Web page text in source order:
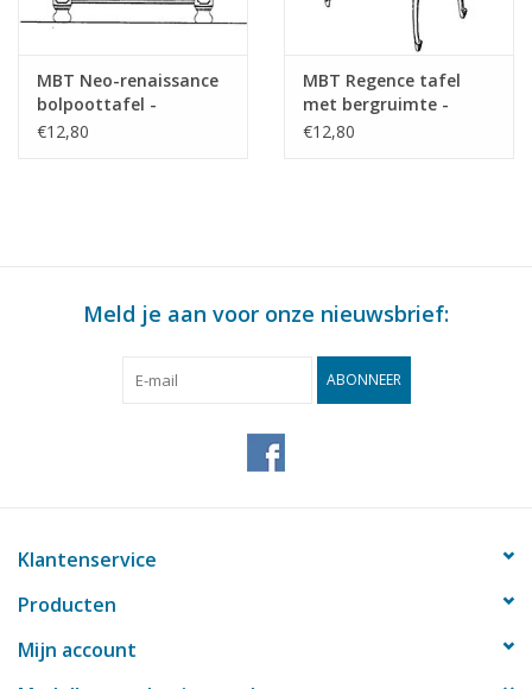
MBT Neo-renaissance
bolpoottafel -
Bouwtekening Schaal 1
€12,80
MBT Regence tafel
met bergruimte -
Bouwtekening Schaal 1
€12,80
Meld je aan voor onze nieuwsbrief:
ABONNEER
Klantenservice
Producten
Mijn account